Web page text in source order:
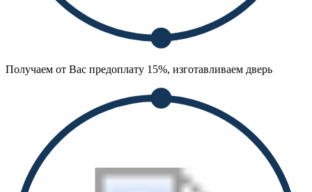
Получаем от Вас предоплату 15%, изготавливаем дверь